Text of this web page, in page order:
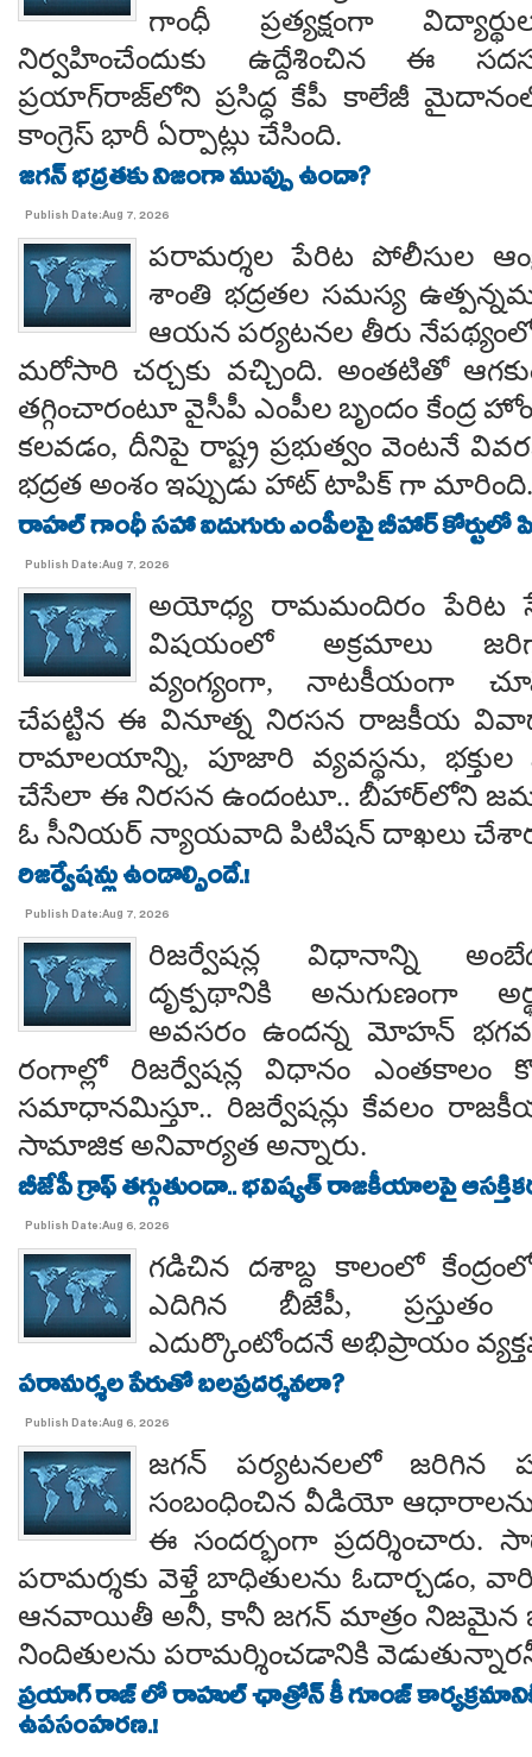
గాంధీ ప్రత్యక్షంగా
నిర్వహించేందుకు ఉద్దేశించిన ఈ
ప్రయాగ్‌రాజ్‌లోని ప్రసిద్ధ కేపీ కాలేజీ మైదానంలో
కాంగ్రెస్ భారీ ఏర్పాట్లు చేసింది.
జగన్ భద్రతకు నిజంగా ముప్పు ఉందా?
Publish Date:Aug 7, 2026
పరామర్శల పేరిట పోలీసుల
శాంతి భద్రతల సమస్య
ఆయన పర్యటనల తీరు నేపథ్యంలో
మరోసారి చర్చకు వచ్చింది. అంతటితో
తగ్గించారంటూ వైసీపీ ఎంపీల బృందం కేంద్ర
కలవడం, దీనిపై రాష్ట్ర ప్రభుత్వం వెంటనే
భద్రత అంశం ఇప్పుడు హాట్ టాపిక్ గా మారింది.
రాహల్ గాంధీ సహా ఐదుగురు ఎంపీలపై బీహార్ కోర్టులో
Publish Date:Aug 7, 2026
అయోధ్య రామమందిరం పేరిట
విషయంలో అక్రమాలు
వ్యంగ్యంగా, నాటకీయంగా
చేపట్టిన ఈ వినూత్న నిరసన రాజకీయ
రామాలయాన్ని, పూజారి వ్యవస్థను,
చేసేలా ఈ నిరసన ఉందంటూ.. బీహార్‌లోని
ఓ సీనియర్ న్యాయవాది పిటిషన్ దాఖలు
రిజర్వేషన్లు ఉండాల్సిందే.!
Publish Date:Aug 7, 2026
రిజర్వేషన్ల విధానాన్ని
దృక్పథానికి అనుగుణంగా
అవసరం ఉందన్న మోహన్
రంగాల్లో రిజర్వేషన్ల విధానం ఎంతకాలం
సమాధానమిస్తూ.. రిజర్వేషన్లు కేవలం
సామాజిక అనివార్యత అన్నారు.
బీజేపీ గ్రాఫ్ తగ్గుతుందా.. భవిష్యత్ రాజకీయాలపై
Publish Date:Aug 6, 2026
గడిచిన దశాబ్ద కాలంలో
ఎదిగిన బీజేపీ, ప్రస్తుతం
ఎదుర్కొంటోందనే అభిప్రాయం
పరామర్శల పేరుతో బలప్రదర్శనలా?
Publish Date:Aug 6, 2026
జగన్ పర్యటనలలో జరిగిన
సంబంధించిన వీడియో
ఈ సందర్భంగా
పరామర్శకు వెళ్తే బాధితులను ఓదార్చడం,
ఆనవాయితీ అనీ, కానీ జగన్ మాత్రం నిజమైన
నిందితులను పరామర్శించడానికి
ప్రయాగ్ రాజ్ లో రాహుల్ ఛాత్రోన్ కీ గూంజ్
ఉపసంహరణ.!